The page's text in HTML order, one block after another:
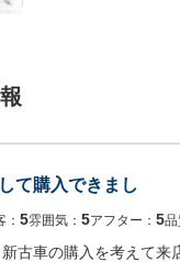
て購入できまし
： 5雰囲気： 5アフター： 5品
古車の購入を考えて